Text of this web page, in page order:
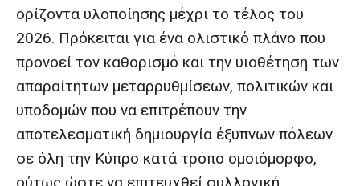
ορίζοντα υλοποίησης μέχρι το τέλος του
2026. Πρόκειται για ένα ολιστικό πλάνο που
προνοεί τον καθορισμό και την υιοθέτηση των
απαραίτητων μεταρρυθμίσεων, πολιτικών και
υποδομών που να επιτρέπουν την
αποτελεσματική δημιουργία έξυπνων πόλεων
σε όλη την Κύπρο κατά τρόπο ομοιόμορφο,